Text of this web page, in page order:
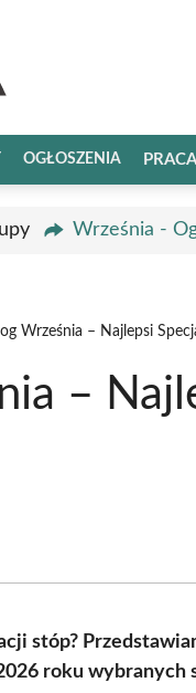
OGŁOSZENIA PRACA
Września -
Września – Najlepsi
–
stóp?
roku wybranych